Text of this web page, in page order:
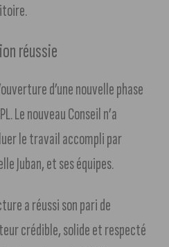
réussie
d’une nouvelle phase
Le nouveau Conseil n’a
le travail accompli par
Juban, et ses équipes.
a réussi son pari de
crédible, solide et respecté